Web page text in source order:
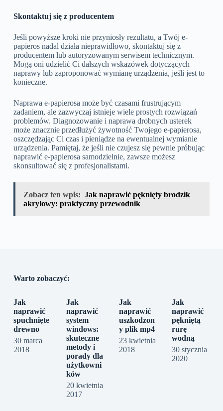
Skontaktuj się z producentem
Jeśli powyższe kroki nie przyniosły rezultatu, a Twój e-
papieros nadal działa nieprawidłowo, skontaktuj się z
producentem lub autoryzowanym serwisem technicznym.
Mogą oni udzielić Ci dalszych wskazówek dotyczących
naprawy lub zaproponować wymianę urządzenia, jeśli jest to
konieczne.
Naprawa e-papierosa może być czasami frustrującym
zadaniem, ale zazwyczaj istnieje wiele prostych rozwiązań
problemów. Diagnozowanie i naprawa drobnych usterek
może znacznie przedłużyć żywotność Twojego e-papierosa,
oszczędzając Ci czas i pieniądze na ewentualnej wymianie
urządzenia. Pamiętaj, że jeśli nie czujesz się pewnie próbując
naprawić e-papierosa samodzielnie, zawsze możesz
skonsultować się z profesjonalistami.
Zobacz ten wpis: Jak naprawić pęknięty brodzik
akrylowy: praktyczny przewodnik
Warto zobaczyć:
Jak
naprawić
spuchnięte
drewno
30 marca
2018
Jak
naprawić
system
windows:
skuteczne
metody i
porady dla
użytkowni
ków
20 kwietnia
2017
Jak
naprawić
uszkodzon
y plik mp4
23 kwietnia
2018
Jak
naprawić
pękniętą
rurę
wodną
30 stycznia
2020